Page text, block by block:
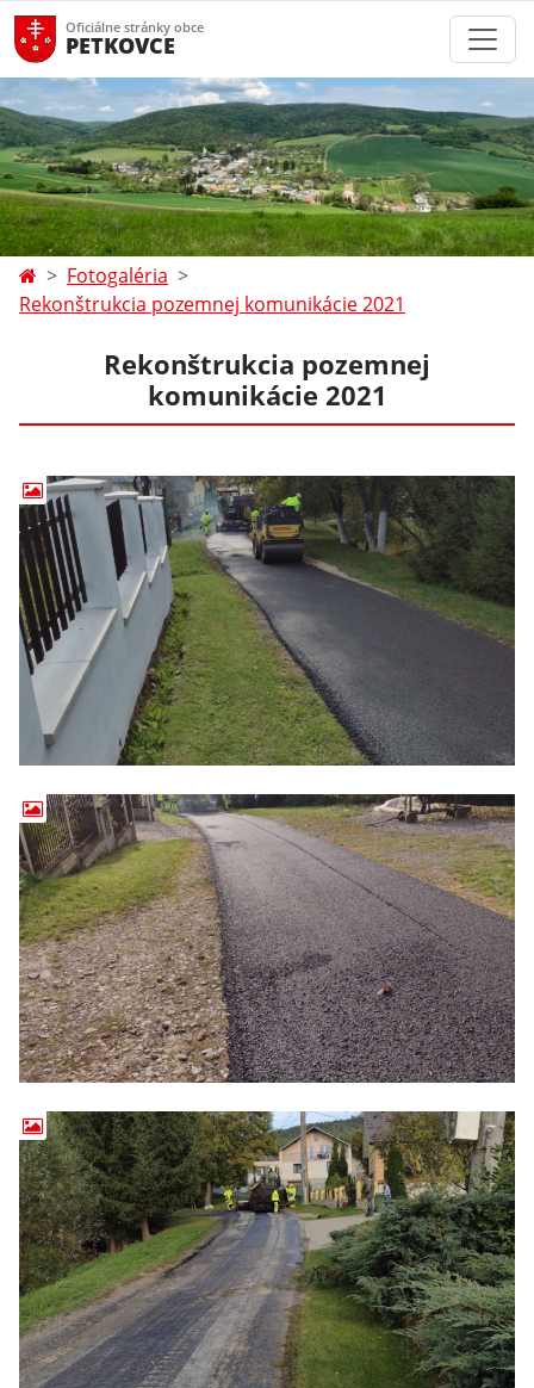
Oficiálne stránky obce
PETKOVCE
Fotogaléria
Rekonštrukcia pozemnej komunikácie 2021
Rekonštrukcia pozemnej
komunikácie 2021